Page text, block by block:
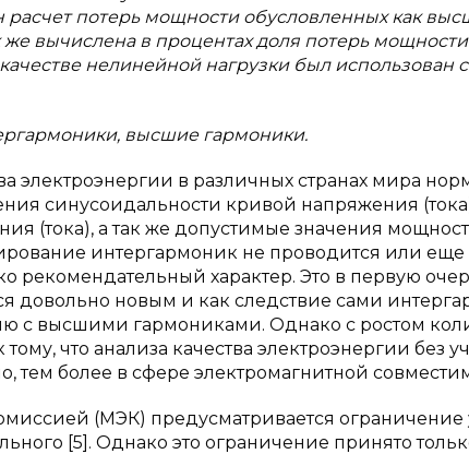
потерь мощности обусловленных как
вычислена в процентах доля потерь
нелинейной нагрузки был использован
высшие гармоники.
электроэнергии в различных странах мира
синусоидальности кривой напряжения
(тока), а так же допустимые значения
интергармоник не проводится или еще
рекомендательный характер. Это в первую
довольно новым и как следствие сами
с высшими гармониками. Однако с ростом
что анализа качества электроэнергии без
тем более в сфере электромагнитной
(МЭК) предусматривается
[5]. Однако это ограничение принято